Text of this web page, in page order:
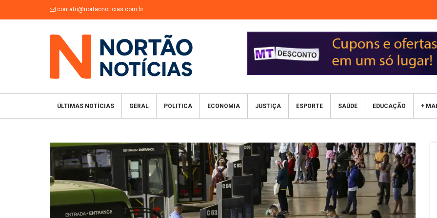
contato@nortaonoticias.com.br
ÚLTIMAS NOTÍCIAS GERAL POLITICA ECONOMIA JUSTIÇA ESPORTE SAÚDE EDUCAÇÃO +